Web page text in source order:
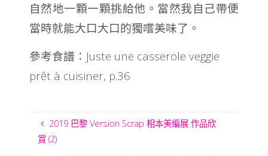
自然地一顆一顆挑給他。當然我自己帶便
當時就能大口大口的獨嚐美味了。
參考食譜：Juste une casserole veggie
prêt à cuisiner, p.36
2019 巴黎 Version Scrap 相本美編展 作品欣
賞 (2)